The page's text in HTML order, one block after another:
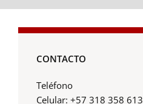
CONTACTO
Teléfono
Celular: +57 318 358